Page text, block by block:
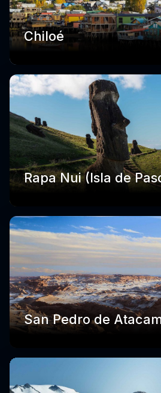
Chiloé
Rapa Nui (Isla de
San Pedro de